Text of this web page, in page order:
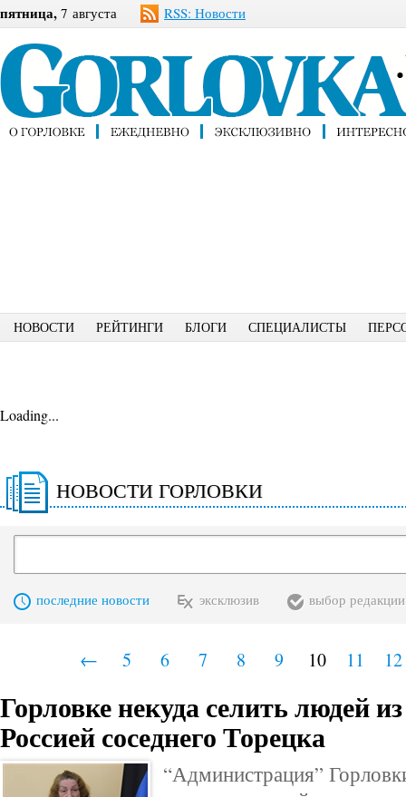
пятница, 7 августа RSS: Новости
НОВОСТИ РЕЙТИНГИ БЛОГИ СПЕЦИАЛИСТЫ
Loading...
НОВОСТИ ГОРЛОВКИ
последние новости эксклюзив выбор редакции
← 5 6 7 8 9 10 11 12
Горловке некуда селить людей
Россией соседнего Торецка
“Администрация”